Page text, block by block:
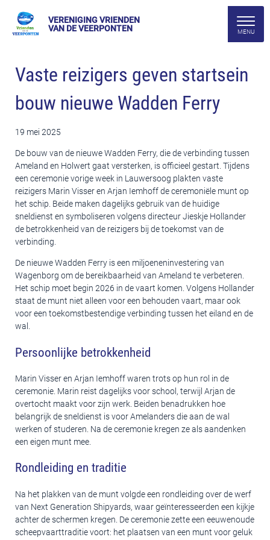
VERENIGING VRIENDEN
VAN DE VEERPONTEN
Vaste reizigers geven startsein
bouw nieuwe Wadden Ferry
19 mei 2025
De bouw van de nieuwe Wadden Ferry, die de verbinding tussen
Ameland en Holwert gaat versterken, is officieel gestart. Tijdens
een ceremonie vorige week in Lauwersoog plakten vaste
reizigers Marin Visser en Arjan Iemhoff de ceremoniële munt op
het schip. Beide maken dagelijks gebruik van de huidige
sneldienst en symboliseren volgens directeur Jieskje Hollander
de betrokkenheid van de reizigers bij de toekomst van de
verbinding.
De nieuwe Wadden Ferry is een miljoeneninvestering van
Wagenborg om de bereikbaarheid van Ameland te verbeteren.
Het schip moet begin 2026 in de vaart komen. Volgens Hollander
staat de munt niet alleen voor een behouden vaart, maar ook
voor een toekomstbestendige verbinding tussen het eiland en de
wal.
Persoonlijke betrokkenheid
Marin Visser en Arjan Iemhoff waren trots op hun rol in de
ceremonie. Marin reist dagelijks voor school, terwijl Arjan de
overtocht maakt voor zijn werk. Beiden benadrukken hoe
belangrijk de sneldienst is voor Amelanders die aan de wal
werken of studeren. Na de ceremonie kregen ze als aandenken
een eigen munt mee.
Rondleiding en traditie
Na het plakken van de munt volgde een rondleiding over de werf
van Next Generation Shipyards, waar geïnteresseerden een kijkje
achter de schermen kregen. De ceremonie zette een eeuwenoude
scheepvaarttraditie voort: het plaatsen van een munt voor geluk